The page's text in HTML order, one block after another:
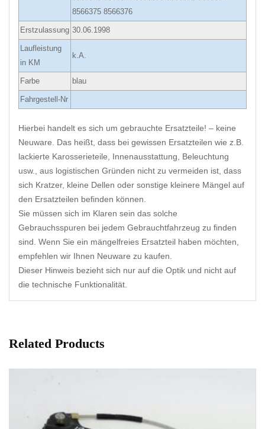
8566375 8566376
Erstzulassung 30.06.1998
Laufleistung
in KM
k.A.
Farbe blau
Fahrgestell-Nr
Hierbei handelt es sich um gebrauchte Ersatzteile! – keine
Neuware. Das heißt, dass bei gewissen Ersatzteilen wie z.B.
lackierte Karosserieteile, Innenausstattung, Beleuchtung
usw., aus logistischen Gründen nicht zu vermeiden ist, dass
sich Kratzer, kleine Dellen oder sonstige kleinere Mängel auf
den Ersatzteilen befinden können.
Sie müssen sich im Klaren sein das solche
Gebrauchsspuren bei jedem Gebrauchtfahrzeug zu finden
sind. Wenn Sie ein mängelfreies Ersatzteil haben möchten,
empfehlen wir Ihnen Neuware zu kaufen.
Dieser Hinweis bezieht sich nur auf die Optik und nicht auf
die technische Funktionalität.
Related Products